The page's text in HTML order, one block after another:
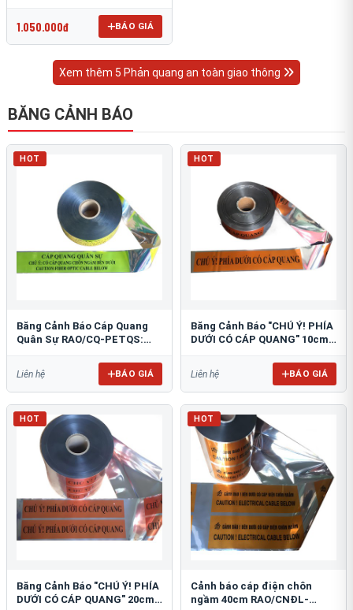
1.050.000đ BÁO GIÁ
Xem thêm 5 Phản quang an toàn giao thông
BĂNG CẢNH BÁO
HOT
Băng Cảnh Báo Cáp Quang
Quân Sự RAO/CQ-PETQS:
Liên hệ BÁO GIÁ
HOT
Băng Cảnh Báo "CHÚ Ý! PHÍA
DƯỚI CÓ CÁP QUANG" 10cm:
Liên hệ BÁO GIÁ
HOT
Băng Cảnh Báo "CHÚ Ý! PHÍA
DƯỚI CÓ CÁP QUANG" 20cm
HOT
Cảnh báo cáp điện chôn
ngầm 40cm RAO/CNĐL-